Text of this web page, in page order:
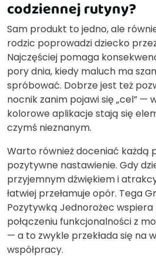
codziennej rutyny?
Sam produkt to jedno, ale
rodzic poprowadzi dziecko
Najczęściej pomaga
pory dnia, kiedy maluch ma
spróbować. Dobrze jest też
nocnik zanim pojawi się „cel” —
kolorowe aplikacje stają się
czymś nieznanym.
Warto również doceniać każdą
pozytywne nastawienie. Gdy
przyjemnym dźwiękiem i
łatwiej przełamuje opór. Tega
Pozytywką Jednorożec
połączeniu funkcjonalności z
— a to zwykle przekłada się na
współpracy.